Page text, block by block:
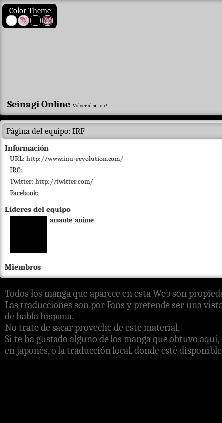
Color Theme
Seinagi Online Volver al sitio ↵
Página del equipo: IRF
Información
URL: http://www.inu-revolution.com/
IRC:
Twitter: http://twitter.com/
Facebook:
Líderes del equipo
amante_anime
Miembros
Todos los manga que aparece en esta Web son
Las traducciones son por Fans y pretende ser una
de habla hispana.
No trate de sacar provecho de este material.
Si te ha gustado alguno de los manga que obtuvo
en japonés, o la traducción local, donde esté